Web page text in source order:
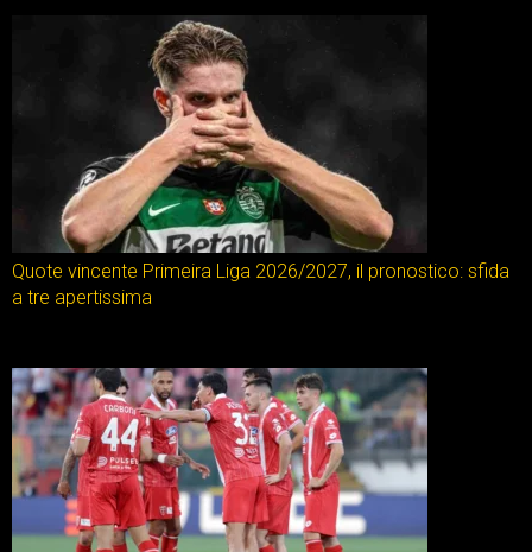
Quote vincente Primeira Liga 2026/2027, il pronostico: sfida
a tre apertissima